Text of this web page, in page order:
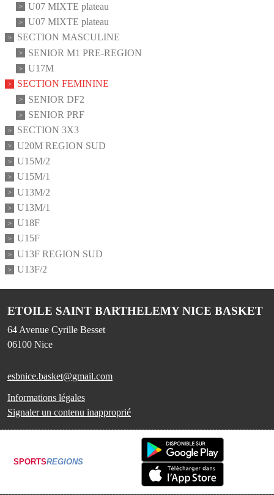
U07 MIXTE plateau
U07 MIXTE plateau
SECTION MASCULINE
SENIOR M1 PRE-REGION
U17M
SECTION FEMININE
SENIOR DF2
SENIOR PRF
SECTION 3X3
U20M REGION SUD
U15M/2
U15M/1
U13M/2
U13M/1
U18F
U15F
U13F REGION SUD
U13F/2
ETOILE SAINT BARTHELEMY NICE BASKET
64 Avenue Cyrille Besset
06100 Nice
esbnice.basket@gmail.com
Informations légales
Signaler un contenu inapproprié
SPORTSREGIONS